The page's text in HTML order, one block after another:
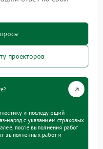
проекторов
и последующий
наряд с указанием страховых
после выполнения работ
выполненных работ и